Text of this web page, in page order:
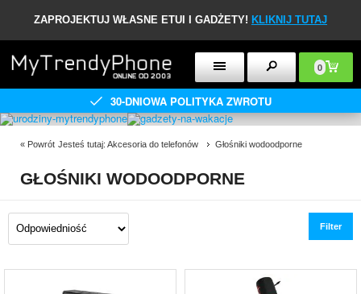
ZAPROJEKTUJ WŁASNE ETUI I GADŻETY! KLIKNIJ TUTAJ
0
30-DNIOWA POLITYKA ZWROTU
« Powrót Jesteś tutaj: Akcesoria do telefonów Głośniki wodoodporne
GŁOŚNIKI WODOODPORNE
Filter